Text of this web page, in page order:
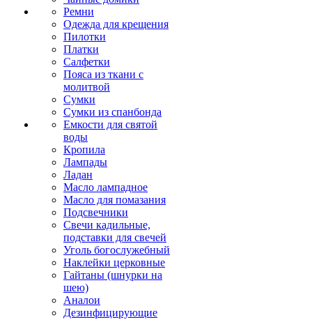
Ремни
Одежда для крещения
Пилотки
Платки
Салфетки
Пояса из ткани с
молитвой
Сумки
Сумки из спанбонда
Емкости для святой
воды
Кропила
Лампады
Ладан
Масло лампадное
Масло для помазания
Подсвечники
Свечи кадильные,
подставки для свечей
Уголь богослужебный
Наклейки церковные
Гайтаны (шнурки на
шею)
Аналои
Дезинфицирующие